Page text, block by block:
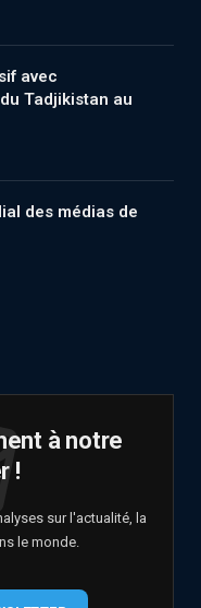
avec
Tadjikistan au
des médias de
à notre
!
sur l'actualité, la
le monde.